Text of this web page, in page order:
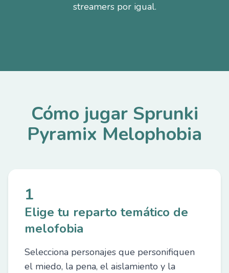
streamers por igual.
Cómo jugar Sprunki
Pyramix Melophobia
1
Elige tu reparto temático de
melofobia
Selecciona personajes que personifiquen
el miedo, la pena, el aislamiento y la